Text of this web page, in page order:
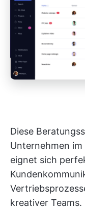
Diese
Unternehmen
eignet sich
kreativer Teams.